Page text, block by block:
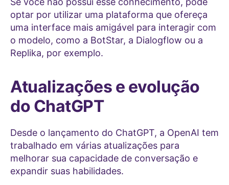
optar por utilizar uma plataforma que ofereça
uma interface mais amigável para interagir com
o modelo, como a BotStar, a Dialogflow ou a
Replika, por exemplo.
Atualizações e evolução
do ChatGPT
Desde o lançamento do ChatGPT, a OpenAI tem
trabalhado em várias atualizações para
melhorar sua capacidade de conversação e
expandir suas habilidades.